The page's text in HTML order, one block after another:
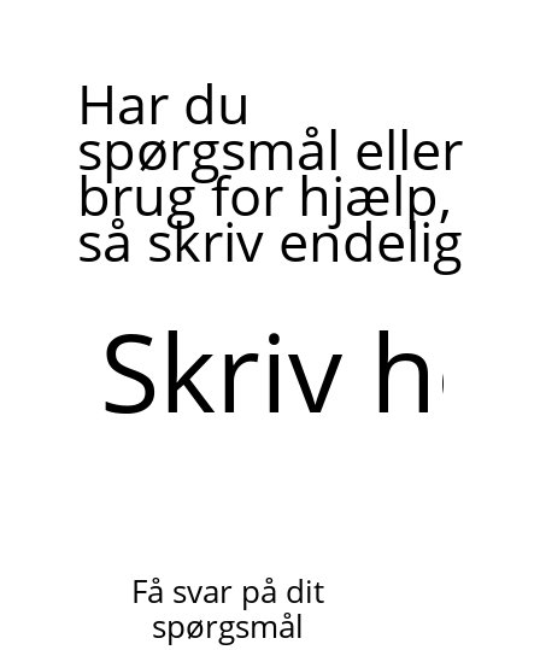
Har du
spørgsmål eller
brug for hjælp,
så skriv endelig
her
Få svar på dit
spørgsmål